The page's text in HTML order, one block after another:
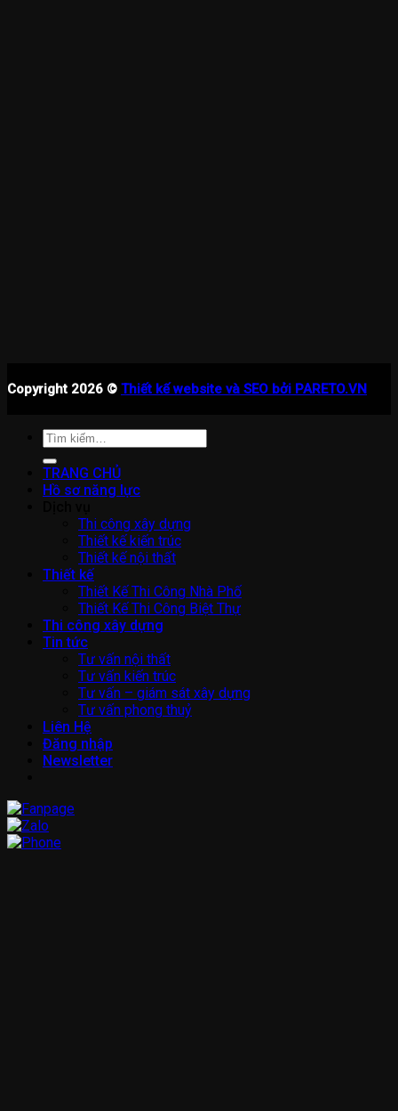
Copyright 2026 © Thiết kế website và SEO bởi PARETO.VN
Tìm
kiếm:
TRANG CHỦ
Hồ sơ năng lực
Thi công xây dựng
Thiết kế kiến trúc
Thiết kế nội thất
Thiết kế
Thiết Kế Thi Công Nhà Phố
Thiết Kế Thi Công Biệt Thự
Thi công xây dựng
Tin tức
Tư vấn nội thất
Tư vấn kiến trúc
Tư vấn – giám sát xây dựng
Tư vấn phong thuỷ
Liên Hệ
Đăng nhập
Newsletter